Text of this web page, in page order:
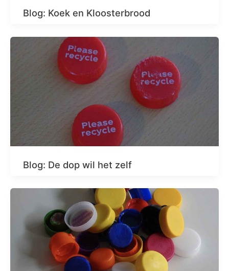
Blog: Koek en Kloosterbrood
Blog: De dop wil het zelf